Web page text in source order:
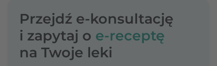
Przejdź e-konsultację
i zapytaj o e-receptę
na Twoje leki